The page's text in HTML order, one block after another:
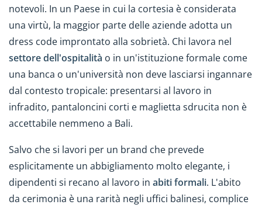
notevoli. In un Paese in cui la cortesia è considerata
una virtù, la maggior parte delle aziende adotta un
dress code improntato alla sobrietà. Chi lavora nel
settore dell'ospitalità o in un'istituzione formale come
una banca o un'università non deve lasciarsi ingannare
dal contesto tropicale: presentarsi al lavoro in
infradito, pantaloncini corti e maglietta sdrucita non è
accettabile nemmeno a Bali.
Salvo che si lavori per un brand che prevede
esplicitamente un abbigliamento molto elegante, i
dipendenti si recano al lavoro in abiti formali. L'abito
da cerimonia è una rarità negli uffici balinesi, complice